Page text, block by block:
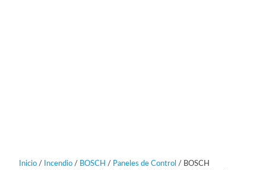
Inicio/ Incendio/ BOSCH / Paneles de Control / BOSCH